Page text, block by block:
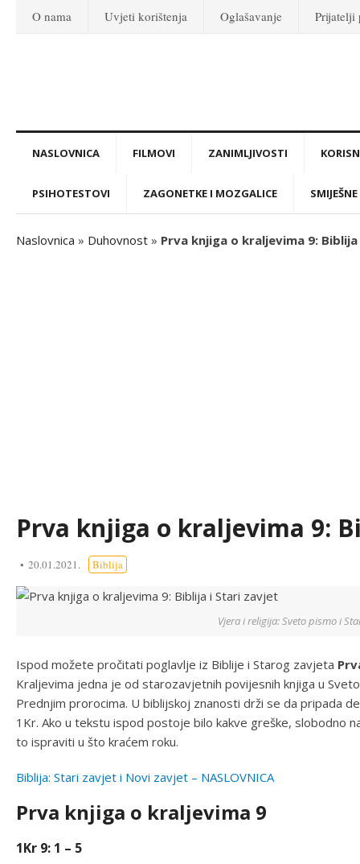
O nama Uvjeti korištenja Oglašavanje Prijatelji
NASLOVNICA FILMOVI ZANIMLJIVOSTI
PSIHOTESTOVI ZAGONETKE I MOZGALICE
Naslovnica » Duhovnost » Prva knjiga o kraljevima 9:
Prva knjiga o kraljevima 9:
20.01.2021. Biblija
Vjera i religija: Sveto pismo i
Ispod možete pročitati poglavlje iz Biblije i Starog zavjeta
Kraljevima jedna je od starozavjetnih povijesnih knjiga u
Prednjim prorocima. U biblijskoj znanosti drži se da pripada
1Kr. Ako u tekstu ispod postoje bilo kakve greške, slobodno
to ispraviti u što kraćem roku.
Biblija: Stari zavjet i Novi zavjet – NASLOVNICA
Prva knjiga o kraljevima 9
1Kr 9: 1 – 5